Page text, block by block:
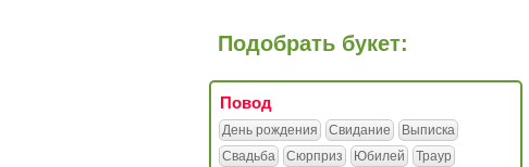
Подобрать букет:
Повод
День рождения Свидание
Выписка
Свадьба
Сюрприз Юбилей
Траур